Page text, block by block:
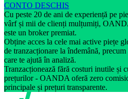
CONTO DESCHIS
Cu peste 20 de ani de experiență pe
vârf și mii de clienți mulțumiți,
este un broker premiat.
Obține acces la cele mai active piețe
de tranzacționare la îndemână,
care te ajută în analiză.
Tranzacționează fără costuri inutile și
prețurilor - OANDA oferă zero
principale și prețuri transparente.